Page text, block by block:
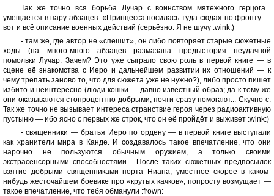
Так же точно вся борьба Лучар с воинством мятежного герцога...
умещается в пару абзацев. «Принцесса носилась туда-сюда» по фронту —
вот и всё описание военных действий (серьёзно. Я не шучу :wink:)
- там же, где автор не «спешит», он либо повторяет старые сюжетные
ходы (на много-много абзацев размазана предыстория неудачной
помолвки Лучар. Зачем? Это уже сыграло свою роль в первой книге — в
сцене её знакомства с Иеро и дальнейшем развитии их отношений — к
чему трепать заново то, что для сюжета уже не нужно?), либо просто пишет
избито и неинтересно (люди-кошки — давно известный образ; да к тому же
они оказываются стопроцентно добрыми, почти сразу помогают... Скучно-с.
Так же точно не вызывает интереса странствие героя через радиоактивную
пустыню — ибо ясно с первых же строк, что он её пройдёт и выживет :wink:)
- священники — братья Иеро по ордену — в первой книге выступали
как хранители мира в Канде. И создавалось такое впечатление, что они
нарочно не пользуются обычным оружием, а только своими
экстрасенсорными способностями... После таких сюжетных предпосылок
взятие добрыми священниками порта Ниана, уместное скорее в каком-
нибудь жесточайшем боевике про «крутых качков», попросту возмущает —
такое впечатление, что тебя обманули :frown: